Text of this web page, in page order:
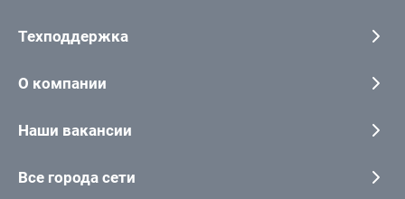
Техподдержка
О компании
Наши вакансии
Все города сети